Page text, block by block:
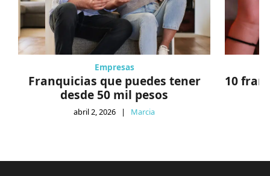
Empresas
Franquicias que puedes tener
desde 50 mil pesos
abril 2, 2026 | Marcia
10